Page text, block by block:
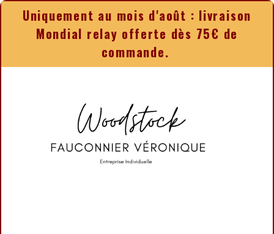
Uniquement au mois d'août : livraison
Mondial relay offerte dès 75€ de
commande.
Panneau de gestion des cookies